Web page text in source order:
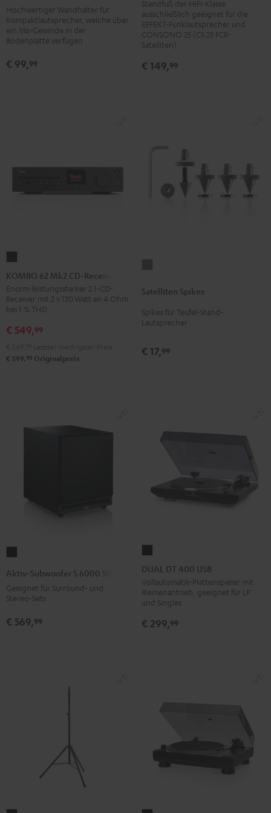
8500
SM
(Paar)
8500
SM
(Paar)
Hochwertiger Wandhalter für
Kompaktlautsprecher, welche über
ein M6-Gewinde in der
Bodenplatte verfügen
€ 99,99
6001
SP
(Paar)
Schwarz
6001
SP
(Paar)
Weiß
Standfuß der HiFi-Klasse
ausschließlich geeignet für die
EFFEKT-Funklautsprecher und
CONSONO 25 (CS 25 FCR-
Satelliten)
€ 149,99
62
Mk2
CD-
Receiver
Night
KOMBO 62 Mk2 CD-Receiver
Enorm leistungsstarker 2.1-CD-
Receiver mit 2 x 130 Watt an 4 Ohm
bei 1 % THD
€ 549,99
€ 599, 99 Originalpreis
Titan
Satelliten Spikes
Spikes für Teufel-Stand-
Lautsprecher
€ 17,99
Subwoofer
6000
Schwarz
Aktiv-Subwoofer S 6000 SW
Geeignet für Surround- und
Stereo-Sets
€ 569,99
DT
400
USB
Schwarz
DUAL DT 400 USB
Vollautomatik-Plattenspieler mit
Riemenantrieb, geeignet für LP
und Singles
€ 299,99